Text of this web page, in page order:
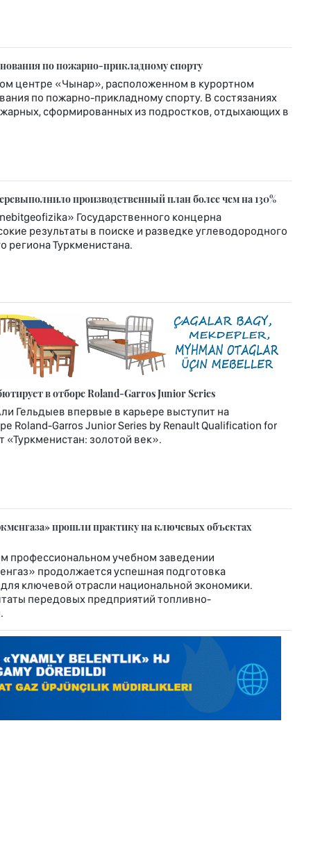
по пожарно-прикладному спорту
центре «Чынар», расположенном в курортном
по пожарно-прикладному спорту. В состязаниях
сформированных из подростков, отдыхающих в
производственный план более чем на 130%
Государственного концерна
результаты в поиске и разведке углеводородного
региона Туркменистана.
в отборе Roland-Garros Junior Series
Гельдыев впервые в карьере выступит на
Roland-Garros Junior Series by Renault Qualification for
«Туркменистан: золотой век».
прошли практику на ключевых объектах
профессиональном учебном заведении
продолжается успешная подготовка
ключевой отрасли национальной экономики.
передовых предприятий топливно-